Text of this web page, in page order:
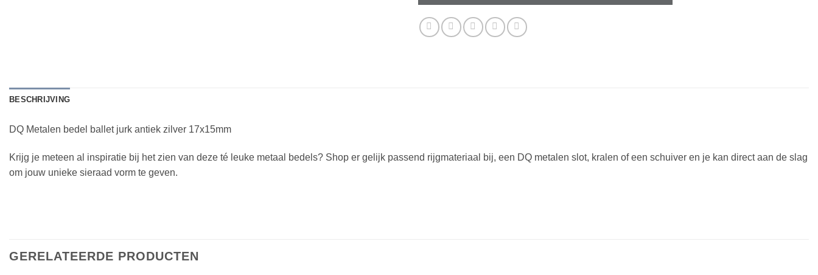
BESCHRIJVING
DQ Metalen bedel ballet jurk antiek zilver 17x15mm
Krijg je meteen al inspiratie bij het zien van deze té leuke metaal bedels? Shop er gelijk passend rijgmateriaal bij, een DQ metalen slot, kralen of een schuiver en je kan direct aan de slag
om jouw unieke sieraad vorm te geven.
GERELATEERDE PRODUCTEN